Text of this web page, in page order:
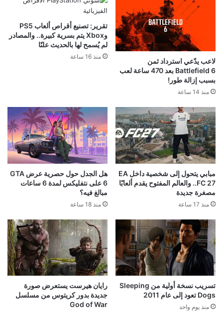
لاعب يدّعي استرداد ثمن
Battlefield 6 بعد 470 ساعة لعب
بسبب إزالة طور!
منذ 14 ساعة
تقرير: تصنيع أقراص ألعاب PS5
وXbox يتم بسرية كبيرة.. والمصادر
لم يُسمح لها بالحديث علنًا
منذ 16 ساعة
مبابي يتحول إلى شخصية داخل EA
FC 27.. والعالم المفتوح يقدم ألعابًا
مصغرة جديدة
منذ 17 ساعة
هل الجدل حول حصرية عرض GTA
6 على نتفليكس لمدة 6 ساعات
مبالغ فيه؟
منذ 18 ساعة
تسريب نسخة أولية من Sleeping
Dogs تعود إلى عام 2011
منذ يوم واحد
رايان هيرست يستعرض صورة
جديدة بدور كريتوس من مسلسل
God of War